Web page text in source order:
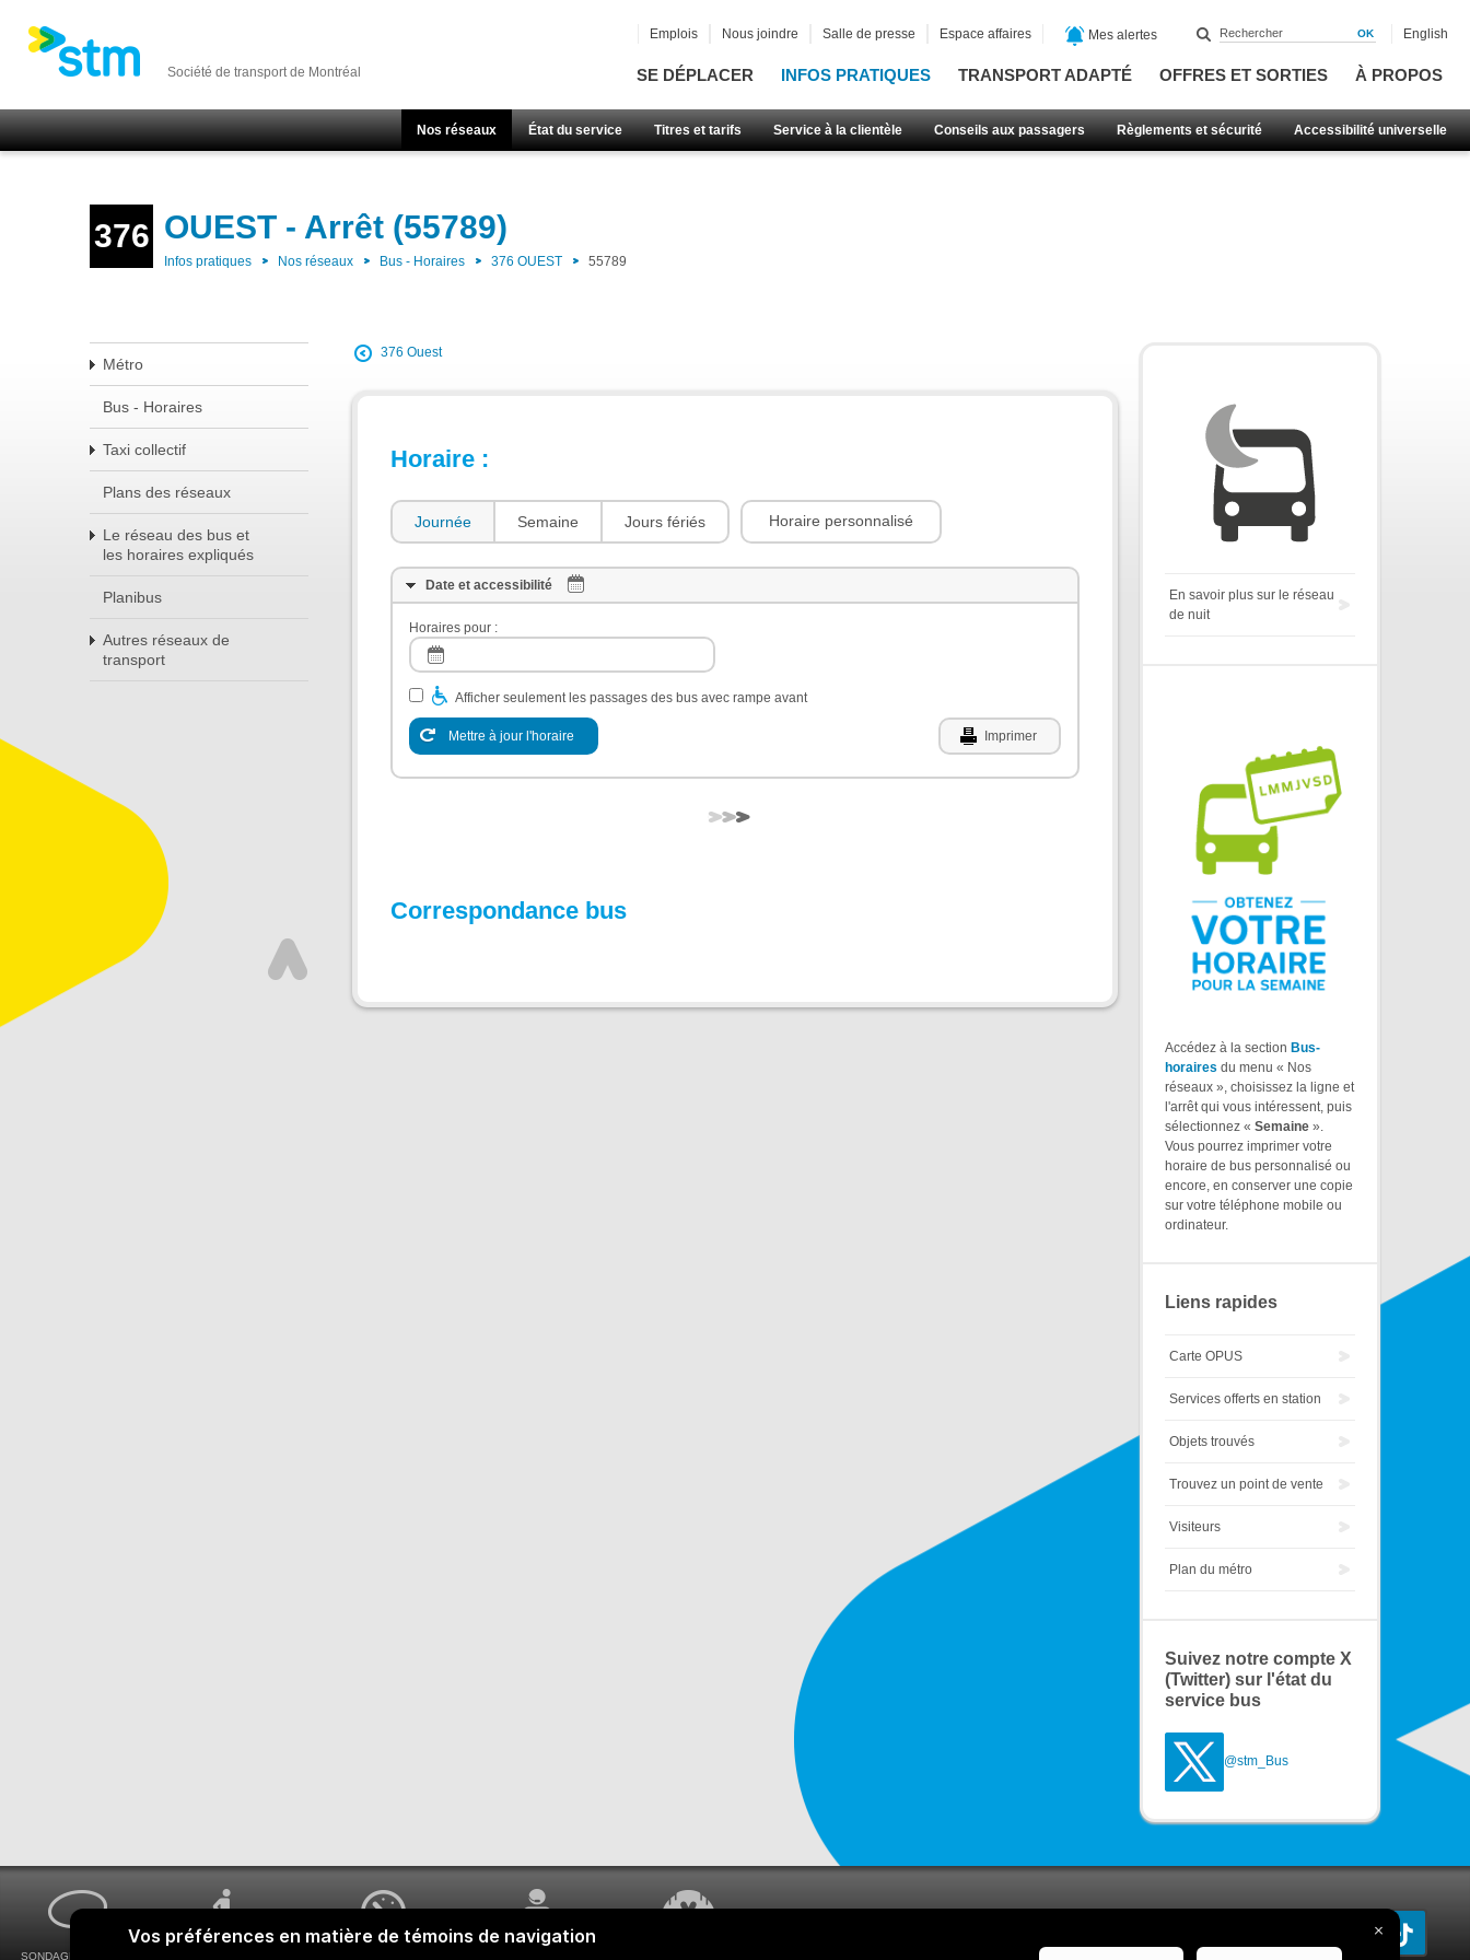
Société de transport de Montréal SE DÉPLACER INFOS PRATIQUES TRANSPORT ADAPTÉ OFFRES ET SORTIES À PROPOS
Nos réseaux État du service Titres et tarifs Service à la clientèle Conseils aux passagers Règlements et sécurité Accessibilité universelle
Emplois Nous joindre Salle de presse Espace affaires Mes alertes English
376 OUEST - Arrêt (55789)
Infos pratiques Nos réseaux Bus - Horaires 376 OUEST 55789
Métro
Bus - Horaires
Taxi collectif
Plans des réseaux
Le réseau des bus et
les horaires expliqués
Planibus
Autres réseaux de
transport
376 Ouest
Horaire :
Journée Semaine Jours fériés Horaire personnalisé
Date et accessibilité
Horaires pour :
Afficher seulement les passages des bus avec rampe avant
Mettre à jour l'horaire Imprimer
Correspondance bus
En savoir plus sur le réseau
de nuit
Accédez à la section Bus-
horaires du menu « Nos
réseaux », choisissez la ligne et
l'arrêt qui vous intéressent, puis
sélectionnez « Semaine ».
Vous pourrez imprimer votre
horaire de bus personnalisé ou
encore, en conserver une copie
sur votre téléphone mobile ou
ordinateur.
Liens rapides
Carte OPUS
Services offerts en station
Objets trouvés
Trouvez un point de vente
Visiteurs
Plan du métro
Suivez notre compte X
(Twitter) sur l'état du
service bus
@stm_Bus
SONDAGES MA VOIX